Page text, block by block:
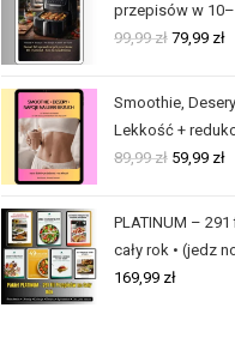
przepisów w
99,99zł 79,99 zł
Smoothie,
Lekkość +
89,99zł 59,99 zł
PLATINUM –
cały rok • (jedz
169,99 zł